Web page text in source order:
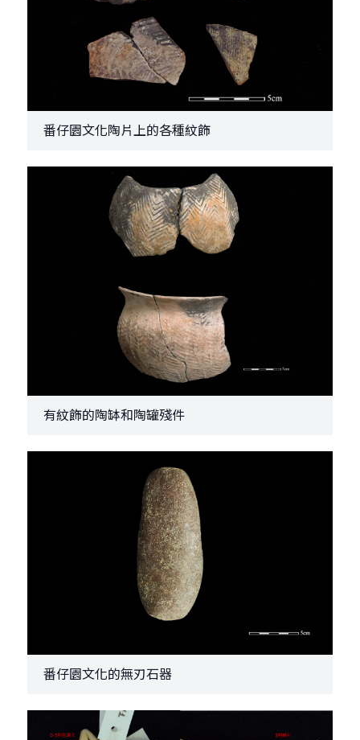
番仔園文化陶片上的各種紋飾
有紋飾的陶缽和陶罐殘件
番仔園文化的無刃石器